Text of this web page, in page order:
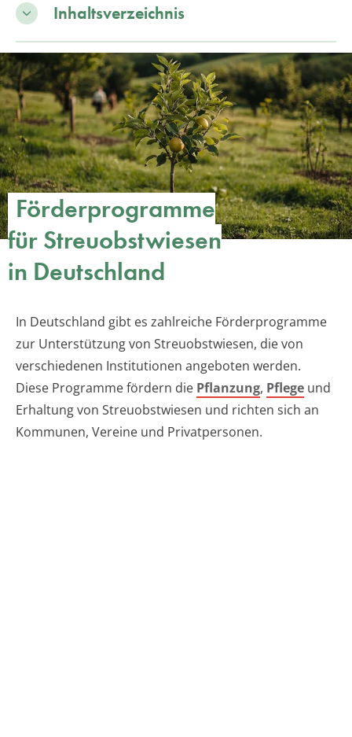
Inhaltsverzeichnis
Förderprogramme
für Streuobstwiesen
in Deutschland
In Deutschland gibt es zahlreiche Förderprogramme
zur Unterstützung von Streuobstwiesen, die von
verschiedenen Institutionen angeboten werden.
Diese Programme fördern die Pflanzung, Pflege und
Erhaltung von Streuobstwiesen und richten sich an
Kommunen, Vereine und Privatpersonen.